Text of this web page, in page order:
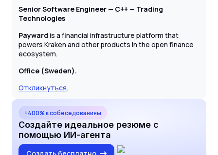
Senior Software Engineer — C++ — Trading
Technologies
Payward is a financial infrastructure platform that
powers Kraken and other products in the open finance
ecosystem.
Office (Sweden).
Откликнуться.
+400% к собеседованиям
Создайте идеальное резюме с
помощью ИИ-агента